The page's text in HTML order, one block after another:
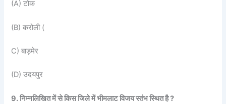
(A) टोक
(B) करोली (
C) बाड़मेर
(D) उदयपुर
9. निम्नलिखित में से किस जिले में भीमलाट विजय स्तंभ स्थित है ?